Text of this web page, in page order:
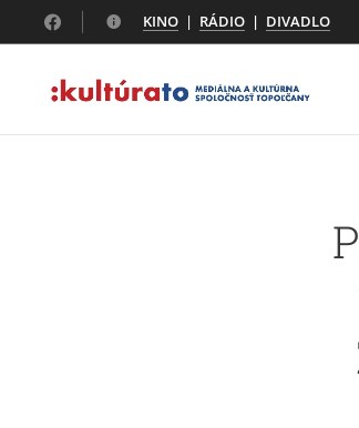
KINO | RÁDIO | DIVADLO